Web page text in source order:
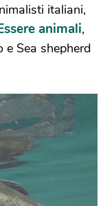
italiani,
animali,
e Sea shepherd